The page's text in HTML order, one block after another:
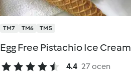
TM7 TM6 TM5
Egg Free Pistachio Ice Cream
4.4 27 ocen